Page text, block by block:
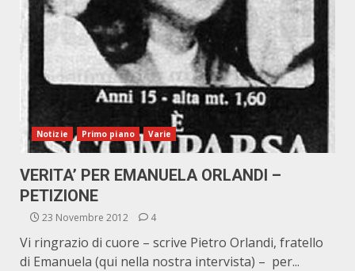
Notizie Primo piano Varie
VERITA’ PER EMANUELA ORLANDI –
PETIZIONE
23 Novembre 2012 4
Vi ringrazio di cuore – scrive Pietro Orlandi, fratello
di Emanuela (qui nella nostra intervista) – per...